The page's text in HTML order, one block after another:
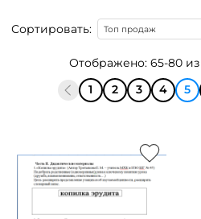
Сортировать:
Отображено: 65-80
1
2 3 4 5